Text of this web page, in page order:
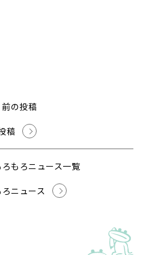
前の投稿
稿
もろニュース一覧
ニュース